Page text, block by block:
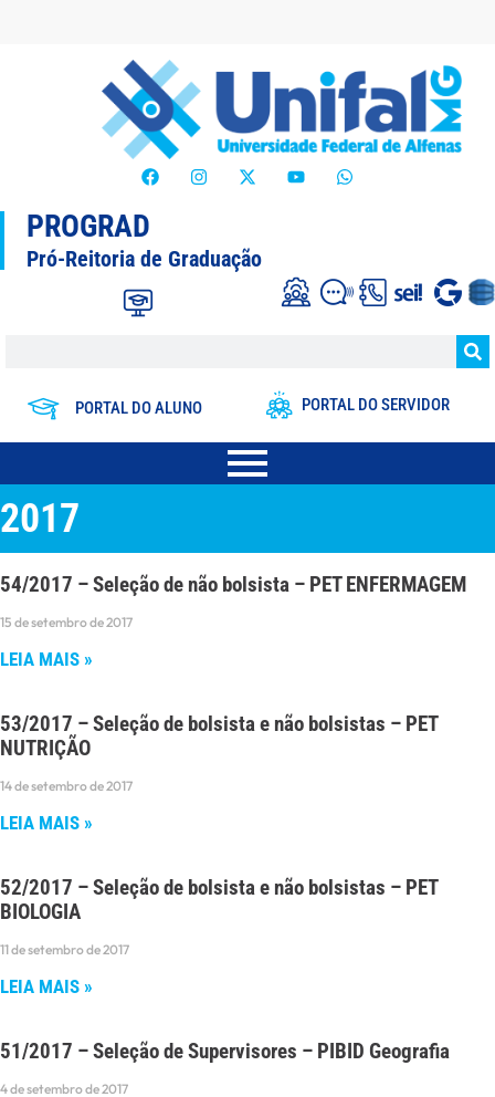
PROGRAD
Pró-Reitoria de Graduação
PORTAL DO ALUNO PORTAL DO SERVIDOR
2017
54/2017 – Seleção de não bolsista – PET ENFERMAGEM
15 de setembro de 2017
LEIA MAIS »
53/2017 – Seleção de bolsista e não bolsistas – PET
NUTRIÇÃO
14 de setembro de 2017
LEIA MAIS »
52/2017 – Seleção de bolsista e não bolsistas – PET
BIOLOGIA
11 de setembro de 2017
LEIA MAIS »
51/2017 – Seleção de Supervisores – PIBID Geografia
4 de setembro de 2017